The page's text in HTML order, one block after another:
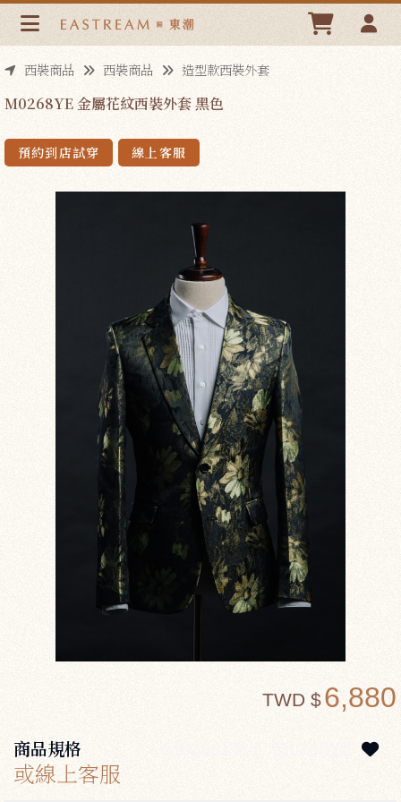
M0268YE 金屬花紋西裝外套 黑色 | 東潮時裝西服EASTREAM
西裝商品 西裝商品 造型款西裝外套
M0268YE 金屬花紋西裝外套 黑色
預約到店試穿 線上客服
6,880
TWD $
商品規格
或線上客服